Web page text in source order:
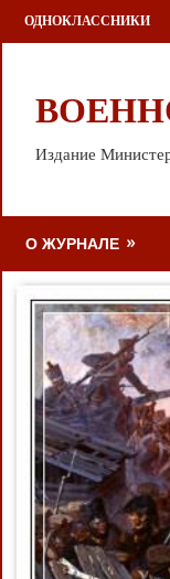
Перейти
к
ОДНОКЛАССНИКИ
Издание
О ЖУРНАЛЕ